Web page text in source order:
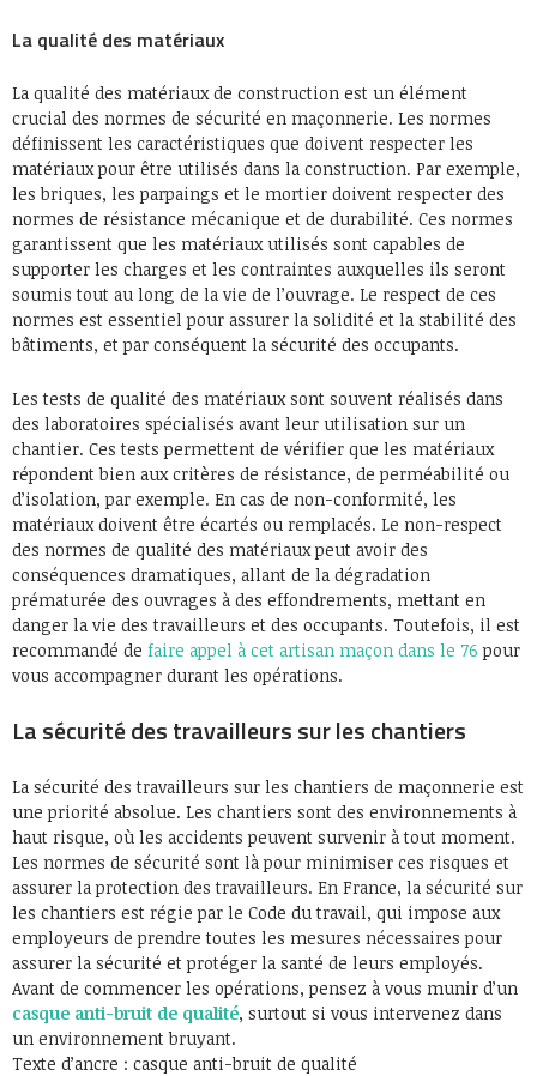
La qualité des matériaux
La qualité des matériaux de construction est un élément
crucial des normes de sécurité en maçonnerie. Les normes
définissent les caractéristiques que doivent respecter les
matériaux pour être utilisés dans la construction. Par exemple,
les briques, les parpaings et le mortier doivent respecter des
normes de résistance mécanique et de durabilité. Ces normes
garantissent que les matériaux utilisés sont capables de
supporter les charges et les contraintes auxquelles ils seront
soumis tout au long de la vie de l’ouvrage. Le respect de ces
normes est essentiel pour assurer la solidité et la stabilité des
bâtiments, et par conséquent la sécurité des occupants.
Les tests de qualité des matériaux sont souvent réalisés dans
des laboratoires spécialisés avant leur utilisation sur un
chantier. Ces tests permettent de vérifier que les matériaux
répondent bien aux critères de résistance, de perméabilité ou
d’isolation, par exemple. En cas de non-conformité, les
matériaux doivent être écartés ou remplacés. Le non-respect
des normes de qualité des matériaux peut avoir des
conséquences dramatiques, allant de la dégradation
prématurée des ouvrages à des effondrements, mettant en
danger la vie des travailleurs et des occupants. Toutefois, il est
recommandé de faire appel à cet artisan maçon dans le 76 pour
vous accompagner durant les opérations.
La sécurité des travailleurs sur les chantiers
La sécurité des travailleurs sur les chantiers de maçonnerie est
une priorité absolue. Les chantiers sont des environnements à
haut risque, où les accidents peuvent survenir à tout moment.
Les normes de sécurité sont là pour minimiser ces risques et
assurer la protection des travailleurs. En France, la sécurité sur
les chantiers est régie par le Code du travail, qui impose aux
employeurs de prendre toutes les mesures nécessaires pour
assurer la sécurité et protéger la santé de leurs employés.
Avant de commencer les opérations, pensez à vous munir d’un
casque anti-bruit de qualité, surtout si vous intervenez dans
un environnement bruyant.
Texte d’ancre : casque anti-bruit de qualité